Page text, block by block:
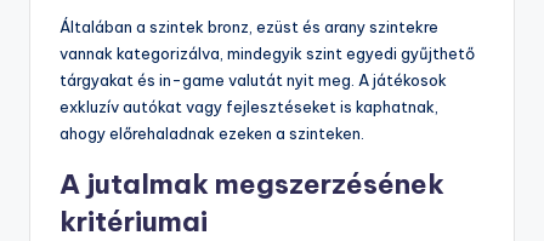
Általában a szintek bronz, ezüst és arany szintekre
vannak kategorizálva, mindegyik szint egyedi gyűjthető
tárgyakat és in-game valutát nyit meg. A játékosok
exkluzív autókat vagy fejlesztéseket is kaphatnak,
ahogy előrehaladnak ezeken a szinteken.
A jutalmak megszerzésének
kritériumai